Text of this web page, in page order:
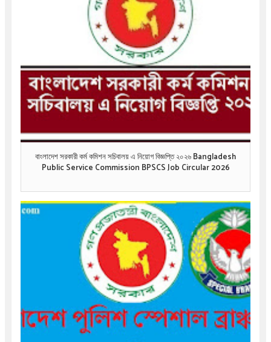
বাংলাদেশ সরকারী কর্ম কমিশন সচিবালয় এ নিয়োগ বিজ্ঞপ্তি ২০২৬ Bangladesh
Public Service Commission BPSCS Job Circular 2026